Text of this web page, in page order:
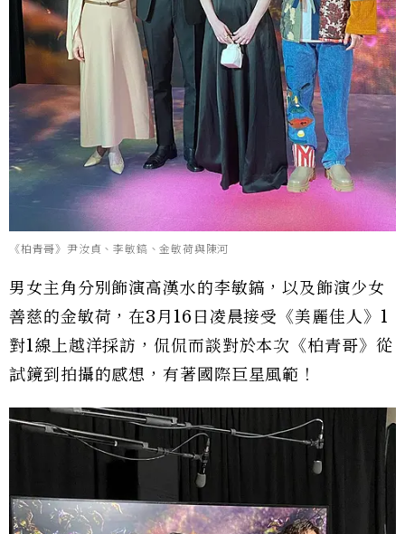
《柏青哥》尹汝貞、李敏鎬、金敏荷與陳河
男女主角分別飾演高漢水的李敏鎬，以及飾演少女
善慈的金敏荷，在3月16日凌晨接受《美麗佳人》1
對1線上越洋採訪，侃侃而談對於本次《柏青哥》從
試鏡到拍攝的感想，有著國際巨星風範！